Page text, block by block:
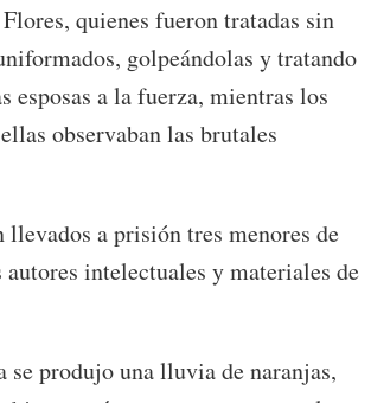
quienes fueron tratadas sin
golpeándolas y tratando
esposas a la fuerza, mientras los
observaban las brutales
llevados a prisión tres menores de
autores intelectuales y materiales de
se produjo una lluvia de naranjas,